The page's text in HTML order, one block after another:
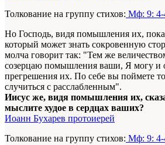
Толкование на группу стихов: Мф: 9: 4-
Но Господь, видя помышления их,
который может знать сокровенную
молча говорит так: "Тем же
созерцаю помышления ваши, Я могу и
прегрешения их. По себе вы поймете
случиться с расслабленным".
Иисус же, видя помышления их,
мыслите худое в сердцах ваших?
Иоанн Бухарев протоиерей
Толкование на группу стихов: Мф: 9: 4-